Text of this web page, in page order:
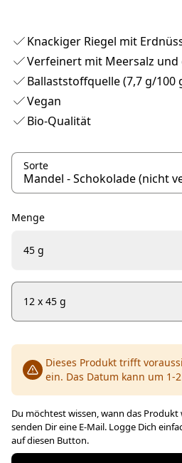
Knackiger Riegel mit
Verfeinert mit Meersalz
Ballaststoffquelle (7,7 g/100
Vegan
Bio-Qualität
Sorte
Menge
45 g
12 x 45 g
Dieses Produkt trifft
ein. Das Datum kann um 1-
Du möchtest wissen, wann das Produkt
senden Dir eine E-Mail. Logge Dich
auf diesen Button.